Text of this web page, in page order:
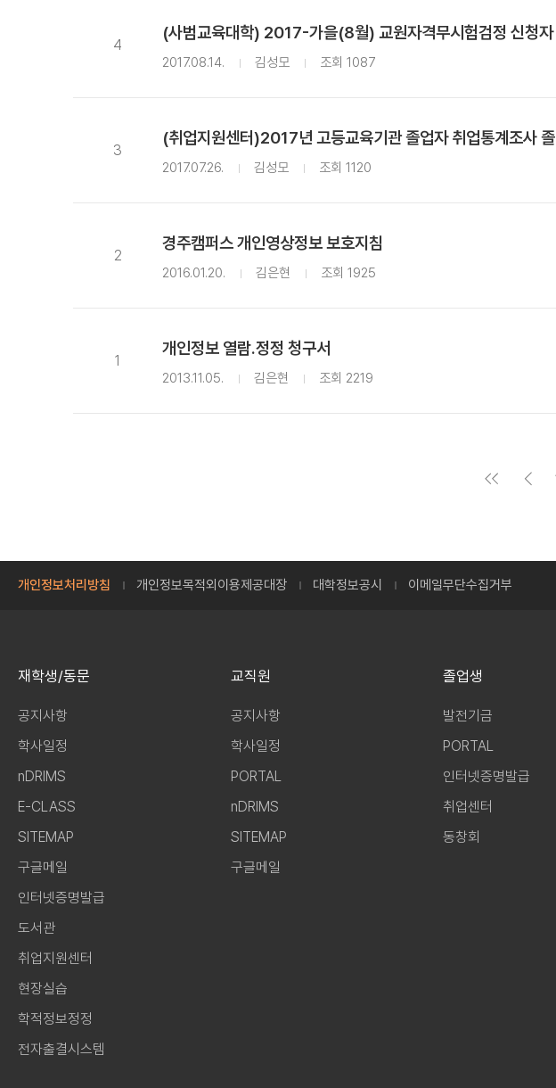
4
(사범교육대학) 2017-가을(8월) 교원자격무시험검정 신청자
2017.08.14. 김성모 조회 1087
3
(취업지원센터)2017년 고등교육기관 졸업자 취업통계조사
2017.07.26. 김성모 조회 1120
2
경주캠퍼스 개인영상정보 보호지침
2016.01.20. 김은현 조회 1925
1
개인정보 열람.정정 청구서
2013.11.05. 김은현 조회 2219
개인정보처리방침 개인정보목적외이용제공대장 대학정보공시 이메일무단수집거부
재학생/동문
공지사항
학사일정
nDRIMS
E-CLASS
SITEMAP
구글메일
인터넷증명발급
도서관
취업지원센터
현장실습
학적정보정정
전자출결시스템
교직원
공지사항
학사일정
PORTAL
nDRIMS
SITEMAP
구글메일
졸업생
발전기금
PORTAL
인터넷증명발급
취업센터
동창회